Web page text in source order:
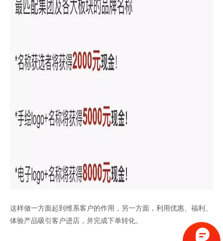
这样做一方面起到维系客户的作用，另一方面，利用优惠、福利、
体验产品吸引客户进店，并完成下单转化。